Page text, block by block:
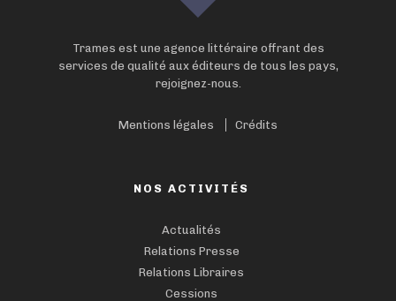
Trames est une agence littéraire offrant des
services de qualité aux éditeurs de tous les pays,
rejoignez-nous.
Mentions légales Crédits
NOS ACTIVITÉS
Actualités
Relations Presse
Relations Libraires
Cessions